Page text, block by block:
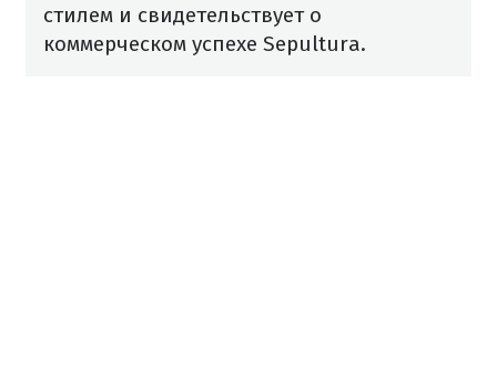
стилем и свидетельствует о
коммерческом успехе Sepultura.